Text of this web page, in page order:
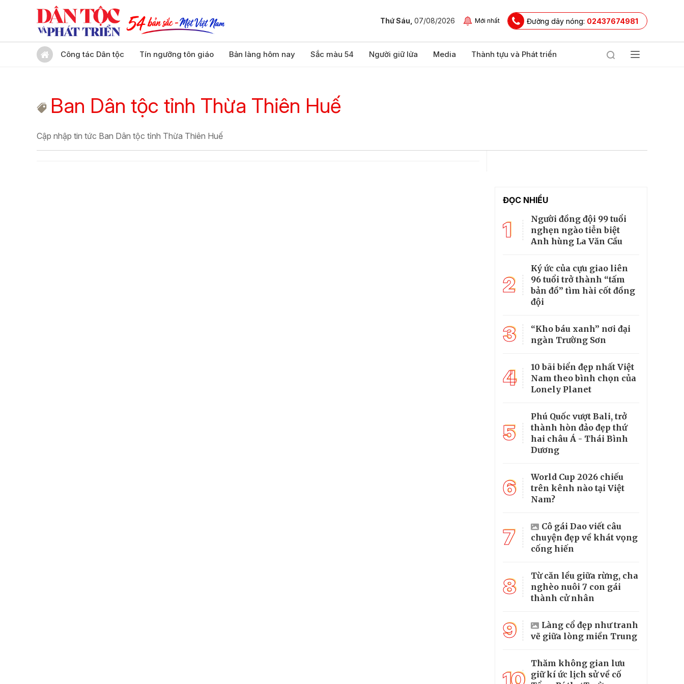
Thứ Sáu, 07/08/2026 Mới nhất Đường dây nóng: 02437674981
Công tác Dân tộc Tín ngưỡng tôn giáo Bản làng hôm nay Sắc màu 54 Người giữ lửa Media Thành tựu và Phát triển
Ban Dân tộc tỉnh Thừa Thiên Huế
Cập nhập tin tức Ban Dân tộc tỉnh Thừa Thiên Huế
ĐỌC NHIỀU
1
Người đồng đội 99 tuổi
nghẹn ngào tiễn biệt
Anh hùng La Văn Cầu
2
Ký ức của cựu giao liên
96 tuổi trở thành “tấm
bản đồ” tìm hài cốt đồng
đội
3
“Kho báu xanh” nơi đại
ngàn Trường Sơn
4
10 bãi biển đẹp nhất Việt
Nam theo bình chọn của
Lonely Planet
5
Phú Quốc vượt Bali, trở
thành hòn đảo đẹp thứ
hai châu Á - Thái Bình
Dương
6
World Cup 2026 chiếu
trên kênh nào tại Việt
Nam?
7
Cô gái Dao viết câu
chuyện đẹp về khát vọng
cống hiến
8
Từ căn lều giữa rừng, cha
nghèo nuôi 7 con gái
thành cử nhân
9
Làng cổ đẹp như tranh
vẽ giữa lòng miền Trung
Thăm không gian lưu
giữ kí ức lịch sử về cố